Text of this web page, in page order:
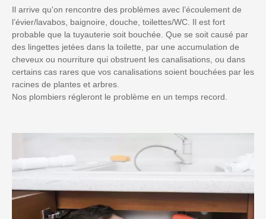
Il arrive qu'on rencontre des problèmes avec l’écoulement de
l’évier/lavabos, baignoire, douche, toilettes/WC. Il est fort
probable que la tuyauterie soit bouchée. Que se soit causé par
des lingettes jetées dans la toilette, par une accumulation de
cheveux ou nourriture qui obstruent les canalisations, ou dans
certains cas rares que vos canalisations soient bouchées par les
racines de plantes et arbres.
Nos plombiers régleront le problème en un temps record.